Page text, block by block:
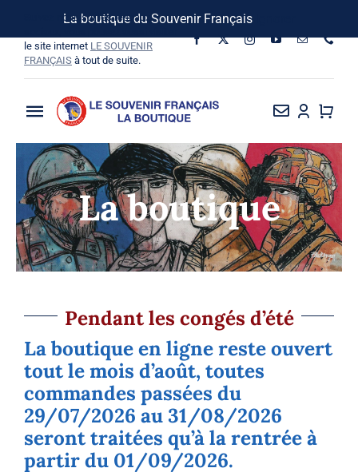
La boutique du Souvenir Français
contenu
Suivez-nous sur les réseaux
le site internet LE SOUVENIR
FRANÇAIS à tout de suite.
Toggle
Navigation
La Boutique
Vins SF-Bardins
Boîte à idées
La boutique
Pendant les congés d’été
La boutique en ligne reste ouvert
tout le mois d’août, toutes
commandes passées du
29/07/2026 au 31/08/2026
seront traitées qu’à la rentrée à
partir du 01/09/2026.